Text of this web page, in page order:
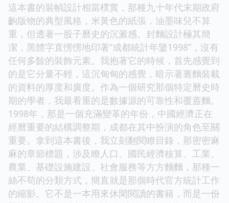
這本書的裝幀設計相當樸實，那種九十年代末期政府
齣版物的典型風格，米黃色的紙張，油墨味兒不算
重，但透著一股子曆史的沉澱感。封麵設計極其簡
潔，黑體字直愣愣地印著“成都統計年鑒1998”，沒有
任何多餘的裝飾元素。我抱著它的時候，首先感覺到
的是它分量不輕，這沉甸甸的感覺，暗示著裏麵裝載
的資料的厚度和廣度。作為一個研究那個特定曆史時
期的學者，我最看重的是數據源的可靠性和覆蓋麵。
1998年，那是一個充滿變革的年份，中國經濟正在
經曆重要的結構調整期，成都在其中扮演的角色至關
重要。拿到這本書後，我立刻翻閱瞭目錄，那密密麻
麻的章節標題，涉及瞭人口、國民經濟核算、工業、
農業、基礎設施建設、社會服務等方方麵麵，那種一
絲不苟的分類方式，簡直就是那個時代官方統計工作
的縮影。它不是一本用來休閑閱讀的書籍，而是一份